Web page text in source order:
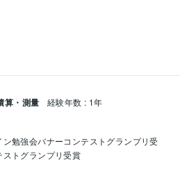
算・測量 経験年数 : 1年
ン勉強会バナーコンテストグランプリ受
トグランプリ受賞